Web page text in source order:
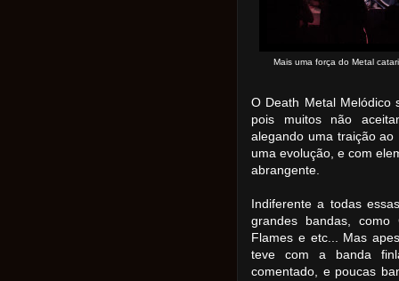
Mais uma força do Metal
O Death Metal Melódico
pois muitos não
alegando uma traição
uma evolução, e com
abrangente.
Indiferente a todas
grandes bandas, como
Flames e etc... Mas
teve com a banda
comentado, e poucas